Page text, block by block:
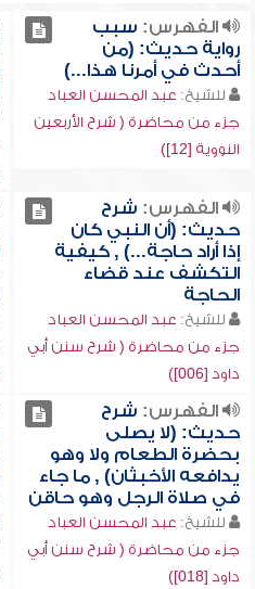
الفهرس: سبب
رواية حديث: (من
أحدث في أمرنا هذا...)
للشيخ: عبد المحسن العباد
جزء من محاضرة ( شرح الأربعين
النووية [12])
الفهرس: شرح
حديث: (أن النبي كان
إذا أراد حاجة...) , كيفية
التكشف عند قضاء
الحاجة
للشيخ: عبد المحسن العباد
جزء من محاضرة ( شرح سنن أبي
داود [006])
الفهرس: شرح
حديث: (لا يصلى
بحضرة الطعام ولا وهو
يدافعه الأخبثان) , ما جاء
في صلاة الرجل وهو حاقن
للشيخ: عبد المحسن العباد
جزء من محاضرة ( شرح سنن أبي
داود [018])